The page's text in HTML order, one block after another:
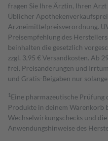
fragen Sie Ihre Ärztin, Ihren
Üblicher
Arzneimittelpreisverordnung.
Preisempfehlung des
beinhalten die gesetzlich
zzgl. 3,95 € Versandkosten. Ab
frei. Preisänderungen und
und Gratis-Beigaben nur
1 Eine pharmazeutische
Produkte in deinem
Wechselwirkungschecks und
Anwendungshinweise des